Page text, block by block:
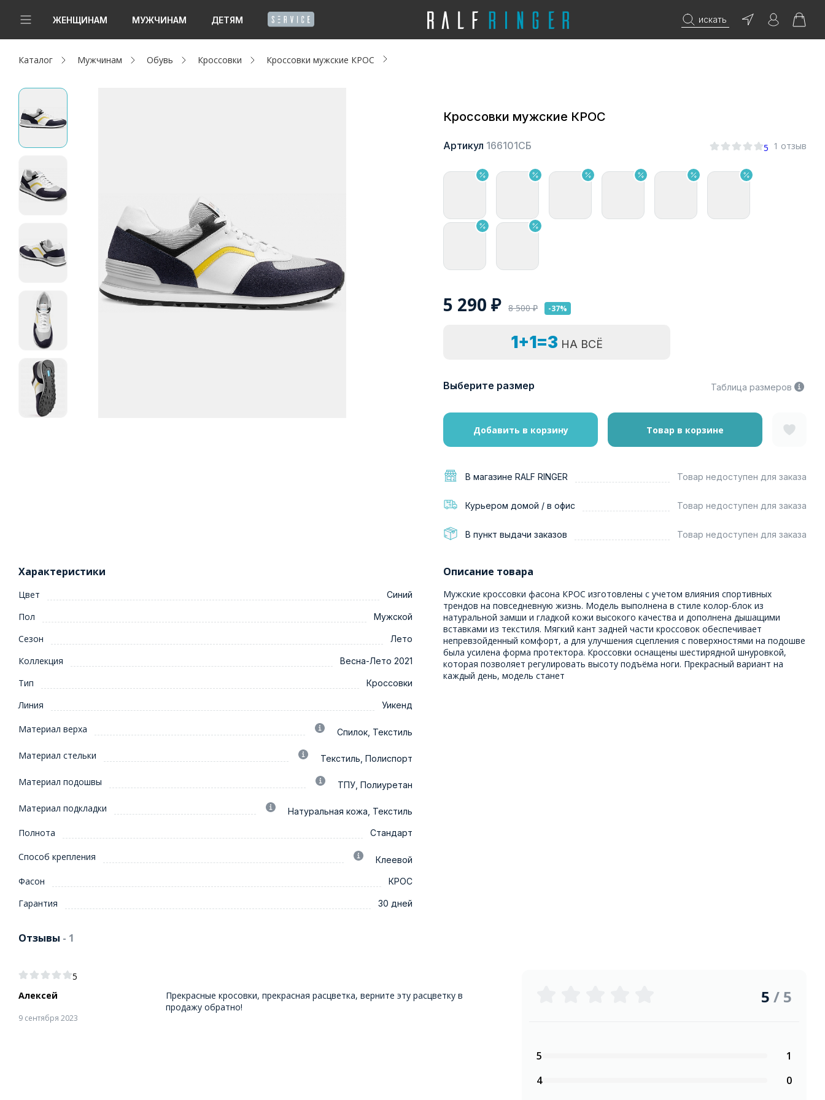
ЖЕНЩИНАМ МУЖЧИНАМ ДЕТЯМ искать
Новинки
Женщинам
Мужчинам
Капсула
Акции / Новости
Адреса магазинов
Каталог Мужчинам Обувь Кроссовки Кроссовки мужские КРОС
Кроссовки мужские КРОС
Артикул 166101СБ 5 1 отзыв
5 290 ₽ 8 500₽ -37%
1+1=3 НА ВСЁ
Выберите размер Таблица размеров
Добавить в корзину Товар в корзине
В магазине RALF RINGER Товар недоступен для заказа
Курьером домой / в офис Товар недоступен для заказа
В пункт выдачи заказов Товар недоступен для заказа
Характеристики
Цвет Синий
Пол Мужской
Сезон Лето
Коллекция Весна-Лето 2021
Тип Кроссовки
Линия Уикенд
Материал верха Спилок, Текстиль
Материал стельки Текстиль, Полиспорт
Материал подошвы ТПУ, Полиуретан
Материал подкладки Натуральная кожа, Текстиль
Полнота Стандарт
Способ крепления Клеевой
Фасон КРОС
Гарантия 30 дней
Описание товара
Мужские кроссовки фасона КРОС изготовлены с учетом влияния спортивных
трендов на повседневную жизнь. Модель выполнена в стиле колор-блок из
натуральной замши и гладкой кожи высокого качества и дополнена дышащими
вставками из текстиля. Мягкий кант задней части кроссовок обеспечивает
непревзойденный комфорт, а для улучшения сцепления с поверхностями на подошве
была усилена форма протектора. Кроссовки оснащены шестирядной шнуровкой,
которая позволяет регулировать высоту подъёма ноги. Прекрасный вариант на
каждый день, модель станет
Отзывы - 1
5
Алексей
9 сентября 2023
Прекрасные кросовки, прекрасная расцветка, верните эту расцветку в
продажу обратно!
5 / 5
5
1
4
0